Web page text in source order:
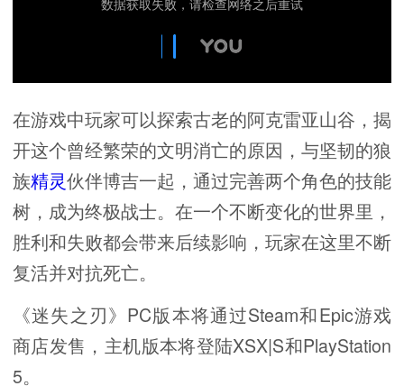
在游戏中玩家可以探索古老的阿克雷亚山谷，揭
开这个曾经繁荣的文明消亡的原因，与坚韧的狼
族精灵伙伴博吉一起，通过完善两个角色的技能
树，成为终极战士。在一个不断变化的世界里，
胜利和失败都会带来后续影响，玩家在这里不断
复活并对抗死亡。
《迷失之刃》PC版本将通过Steam和Epic游戏
商店发售，主机版本将登陆XSX|S和PlayStation
5。